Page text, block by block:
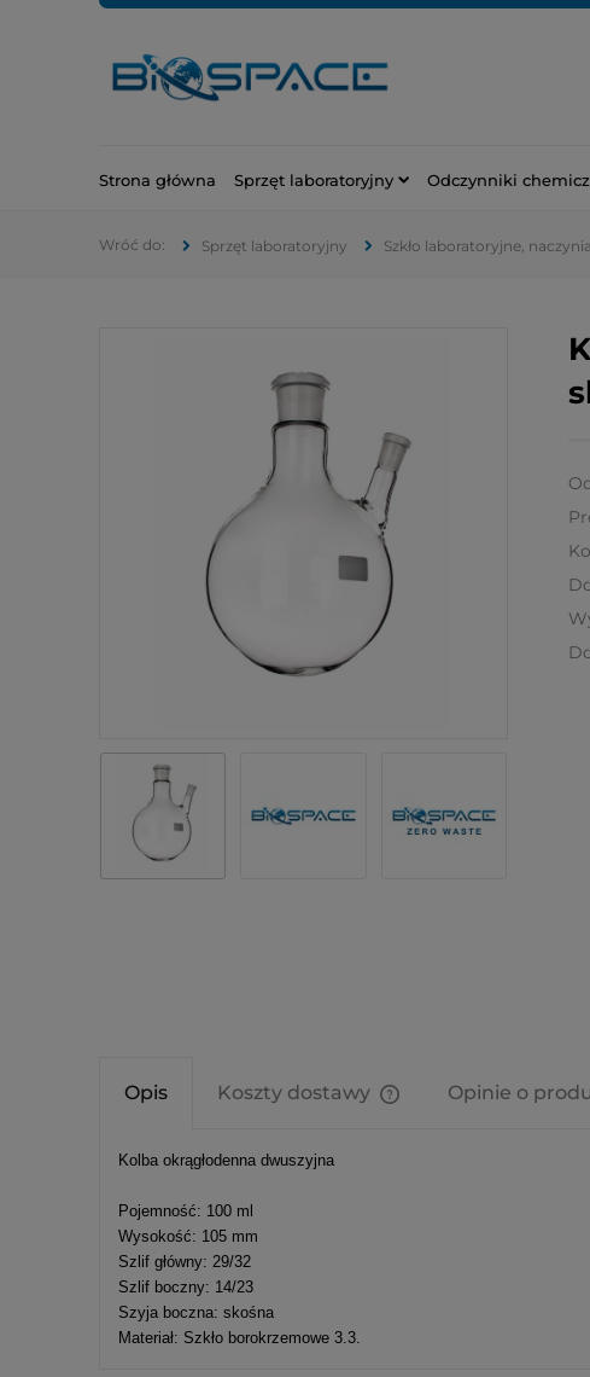
Strona główna Sprzęt laboratoryjny Odczynniki
Sprzęt laboratoryjny Szkło laboratoryjne,
Opis Koszty dostawy Opinie o
Kolba okrągłodenna dwuszyjna
Pojemność: 100 ml
Wysokość: 105 mm
Szlif główny: 29/32
Szlif boczny: 14/23
Szyja boczna: skośna
Materiał: Szkło borokrzemowe 3.3.